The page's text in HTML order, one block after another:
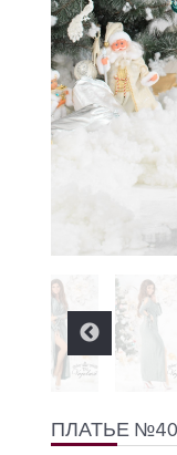
ПЛАТЬЕ